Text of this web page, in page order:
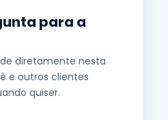
para a
diretamente nesta
e outros clientes
quiser.